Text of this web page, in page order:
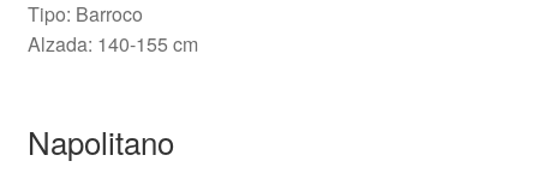
Tipo: Barroco
Alzada: 140-155 cm
Napolitano